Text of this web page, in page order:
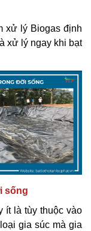
xử lý Biogas định
xử lý ngay khi bạt
sống
ít là tùy thuộc vào
gia súc mà gia